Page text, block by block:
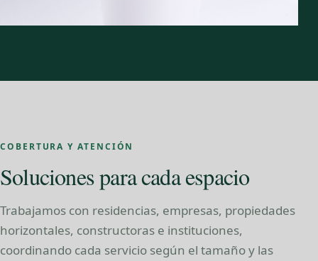
COBERTURA Y ATENCIÓN
Soluciones para cada espacio
Trabajamos con residencias, empresas, propiedades
horizontales, constructoras e instituciones,
coordinando cada servicio según el tamaño y las